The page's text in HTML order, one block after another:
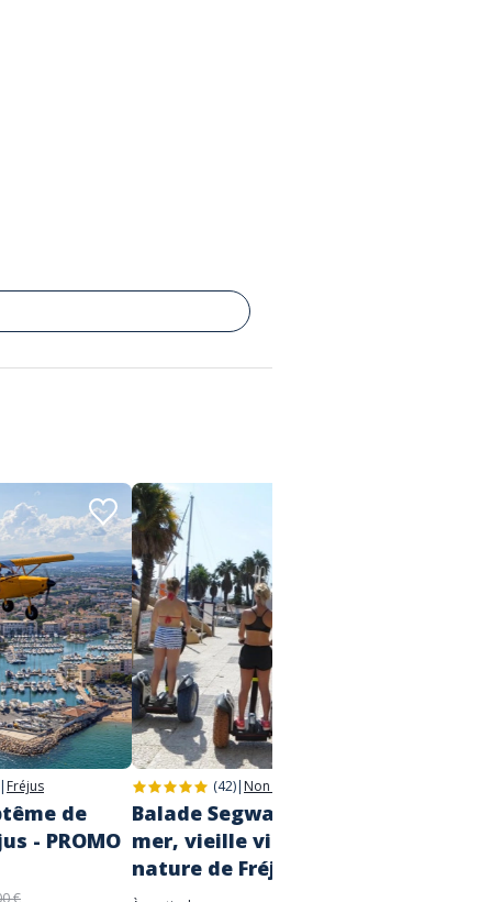
| Fréjus
de
- PROMO
€
(42)| Non spécifié
Balade Segway - Bord de
mer, vieille ville et base
nature de Fréjus